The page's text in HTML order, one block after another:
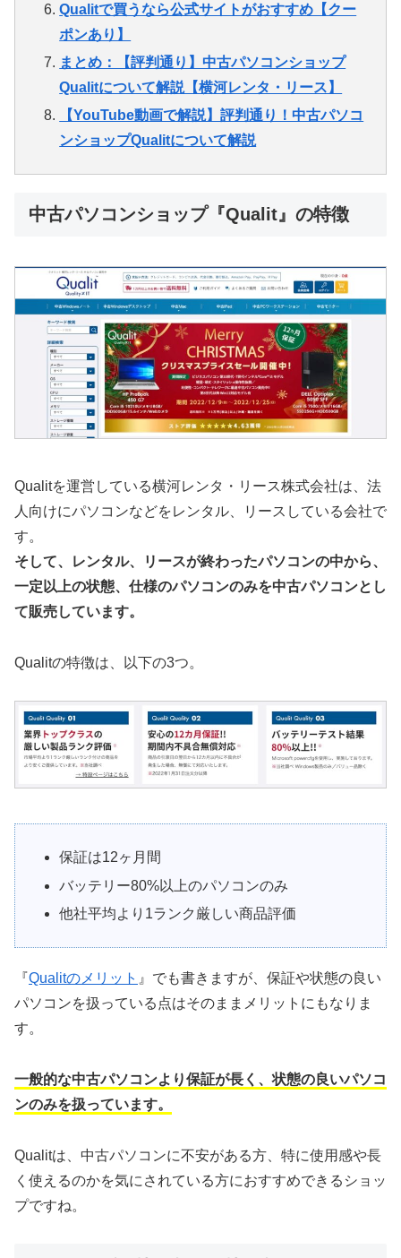
Qualitで買うなら公式サイトがおすすめ【クー
ポンあり】
まとめ：【評判通り】中古パソコンショップ
Qualitについて解説【横河レンタ・リース】
【YouTube動画で解説】評判通り！中古パソコ
ンショップQualitについて解説
中古パソコンショップ『Qualit』の特徴
Qualitを運営している横河レンタ・リース株式会社は、法
人向けにパソコンなどをレンタル、リースしている会社で
す。
そして、レンタル、リースが終わったパソコンの中から、
一定以上の状態、仕様のパソコンのみを中古パソコンとし
て販売しています。
Qualitの特徴は、以下の3つ。
保証は12ヶ月間
バッテリー80%以上のパソコンのみ
他社平均より1ランク厳しい商品評価
『Qualitのメリット 』でも書きますが、保証や状態の良い
パソコンを扱っている点はそのままメリットにもなりま
す。
一般的な中古パソコンより保証が長く、状態の良いパソコ
ンのみを扱っています。
Qualitは、中古パソコンに不安がある方、特に使用感や長
く使えるのかを気にされている方におすすめできるショッ
プですね。